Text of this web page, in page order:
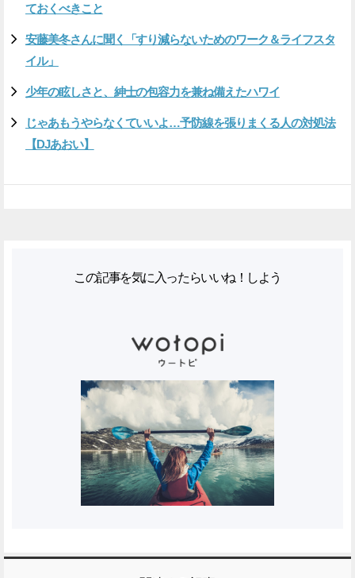
ておくべきこと
安藤美冬さんに聞く「すり減らないためのワーク＆ライフスタ
イル」
少年の眩しさと、紳士の包容力を兼ね備えたハワイ
じゃあもうやらなくていいよ…予防線を張りまくる人の対処法
【DJあおい】
この記事を気に入ったらいいね！しよう